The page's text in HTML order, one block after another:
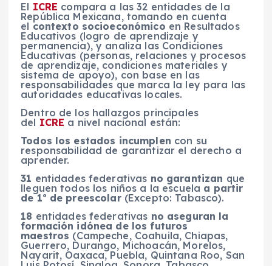
El ICRE compara a las 32 entidades de la
República Mexicana, tomando en cuenta
el contexto socioeconómico en Resultados
Educativos (logro de aprendizaje y
permanencia), y analiza las Condiciones
Educativas (personas, relaciones y procesos
de aprendizaje, condiciones materiales y
sistema de apoyo), con base en las
responsabilidades que marca la ley para las
autoridades educativas locales.
Dentro de los hallazgos principales
del ICRE a nivel nacional están:
Todos los estados incumplen con su
responsabilidad de garantizar el derecho a
aprender.
31 entidades federativas no garantizan que
lleguen todos los niños a la escuela a partir
de 1º de preescolar(Excepto: Tabasco).
18 entidades federativas no aseguran la
formación idónea de los futuros
maestros (Campeche, Coahuila, Chiapas,
Guerrero, Durango, Michoacán, Morelos,
Nayarit, Oaxaca, Puebla, Quintana Roo, San